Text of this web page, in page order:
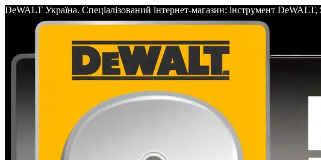
DeWALT Україна. Спеціалізований інтернет-магазин: інструмент